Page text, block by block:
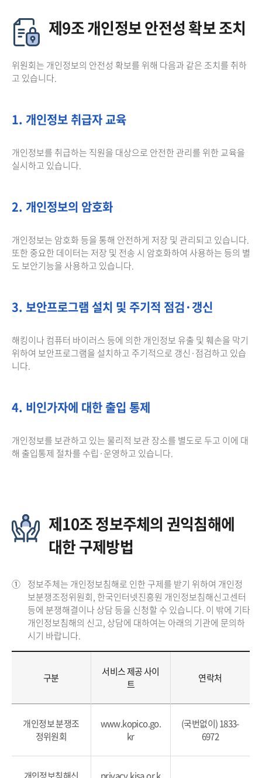
제9조 개인정보 안전성 확보 조치
위원회는 개인정보의 안전성 확보를 위해 다음과 같은 조치를 취하
고 있습니다.
1. 개인정보 취급자 교육
개인정보를 취급하는 직원을 대상으로 안전한 관리를 위한 교육을
실시하고 있습니다.
2. 개인정보의 암호화
개인정보는 암호화 등을 통해 안전하게 저장 및 관리되고 있습니다.
또한 중요한 데이터는 저장 및 전송 시 암호화하여 사용하는 등의 별
도 보안기능을 사용하고 있습니다.
3. 보안프로그램 설치 및 주기적 점검·갱신
해킹이나 컴퓨터 바이러스 등에 의한 개인정보 유출 및 훼손을 막기
위하여 보안프로그램을 설치하고 주기적으로 갱신·점검하고 있습
니다.
4. 비인가자에 대한 출입 통제
개인정보를 보관하고 있는 물리적 보관 장소를 별도로 두고 이에 대
해 출입통제 절차를 수립·운영하고 있습니다.
제10조 정보주체의 권익침해에
대한 구제방법
① 정보주체는 개인정보침해로 인한 구제를 받기 위하여 개인정
보분쟁조정위원회, 한국인터넷진흥원 개인정보침해신고센터
등에 분쟁해결이나 상담 등을 신청할 수 있습니다. 이 밖에 기타
개인정보침해의 신고, 상담에 대하여는 아래의 기관에 문의하
시기 바랍니다.
구분
서비스 제공 사이
트
연락처
개인정보 분쟁조
정위원회
www.kopico.go.
kr
(국번없이) 1833-
6972
개인정보침해신 privacy.kisa.or.k